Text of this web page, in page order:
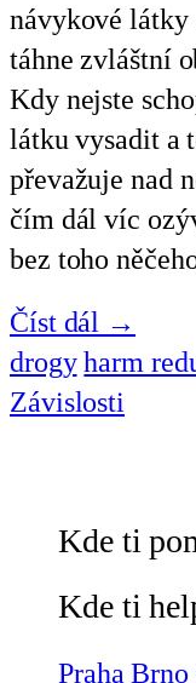
návykové látky
táhne zvláštní
Kdy nejste
látku vysadit a
převažuje nad
čím dál víc
bez toho
Číst dál →
drogy harm
Závislosti
Kde ti
Kde ti
Praha Brno